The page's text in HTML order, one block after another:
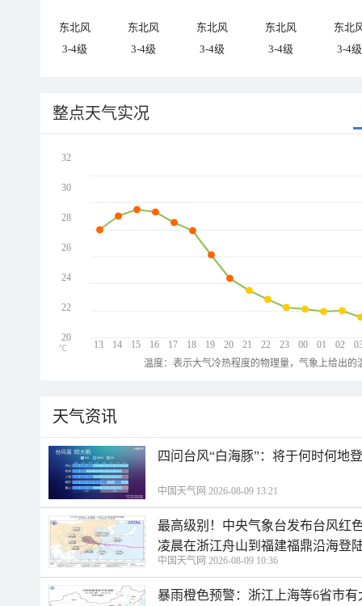
东北风 东北风 东北风 东北风
东北
3-4级
3-4级 3-4级 3-4级 3-4级
整点天气实况
13 14 15 16 17 18 19 20 21 22 23 00 01 02
32
30
28
26
24
22
20
℃
温度：表示大气冷热程度的物理量，气象上给出
天气资讯
四问台风“白海豚”：将于何时何地
中国天气网 2026-08-09 13:21
最高级别！中央气象台发布台风红
凌晨在浙江舟山到福建福鼎沿海登
中国天气网 2026-08-09 10:36
暴雨橙色预警：浙江上海等6省市